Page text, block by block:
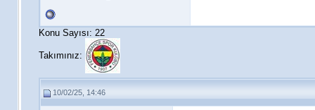
Konu Sayısı: 22
Takımınız:
10/02/25, 14:46